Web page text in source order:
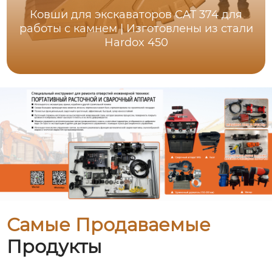
Ковши для экскаваторов CAT 374 для
работы с камнем | Изготовлены из стали
Hardox 450
Самые Продаваемые
Продукты